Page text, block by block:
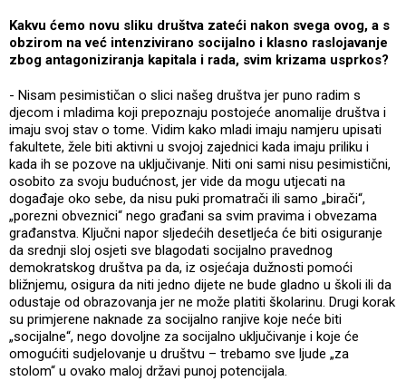
Kakvu ćemo novu sliku društva zateći nakon svega ovog, a s
obzirom na već intenzivirano socijalno i klasno raslojavanje
zbog antagoniziranja kapitala i rada, svim krizama usprkos?
- Nisam pesimističan o slici našeg društva jer puno radim s
djecom i mladima koji prepoznaju postojeće anomalije društva i
imaju svoj stav o tome. Vidim kako mladi imaju namjeru upisati
fakultete, žele biti aktivni u svojoj zajednici kada imaju priliku i
kada ih se pozove na uključivanje. Niti oni sami nisu pesimistični,
osobito za svoju budućnost, jer vide da mogu utjecati na
događaje oko sebe, da nisu puki promatrači ili samo „birači“,
„porezni obveznici“ nego građani sa svim pravima i obvezama
građanstva. Ključni napor sljedećih desetljeća će biti osiguranje
da srednji sloj osjeti sve blagodati socijalno pravednog
demokratskog društva pa da, iz osjećaja dužnosti pomoći
bližnjemu, osigura da niti jedno dijete ne bude gladno u školi ili da
odustaje od obrazovanja jer ne može platiti školarinu. Drugi korak
su primjerene naknade za socijalno ranjive koje neće biti
„socijalne“, nego dovoljne za socijalno uključivanje i koje će
omogućiti sudjelovanje u društvu – trebamo sve ljude „za
stolom“ u ovako maloj državi punoj potencijala.